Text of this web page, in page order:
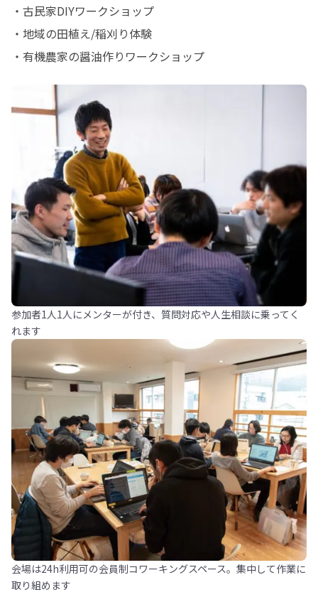
・古民家DIYワークショップ
・地域の田植え/稲刈り体験
・有機農家の醤油作りワークショップ
参加者1人1人にメンターが付き、質問対応や人生相談に乗ってく
れます
会場は24h利用可の会員制コワーキングスペース。集中して作業に
取り組めます